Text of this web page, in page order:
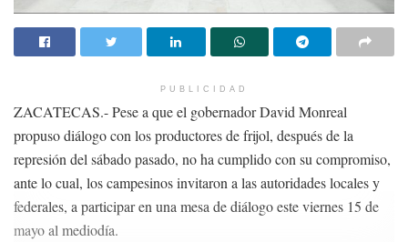
PUBLICIDAD
ZACATECAS.- Pese a que el gobernador David Monreal
propuso diálogo con los productores de frijol, después de la
represión del sábado pasado, no ha cumplido con su compromiso,
ante lo cual, los campesinos invitaron a las autoridades locales y
federales, a participar en una mesa de diálogo este viernes 15 de
mayo al mediodía.